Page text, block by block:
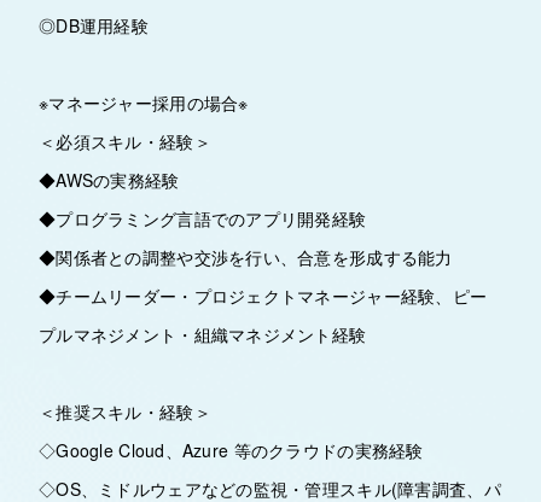
◎DB運用経験
※マネージャー採用の場合※
＜必須スキル・経験＞
◆AWSの実務経験
◆プログラミング言語でのアプリ開発経験
◆関係者との調整や交渉を行い、合意を形成する能力
◆チームリーダー・プロジェクトマネージャー経験、ピー
プルマネジメント・組織マネジメント経験
＜推奨スキル・経験＞
◇Google Cloud、Azure 等のクラウドの実務経験
◇OS、ミドルウェアなどの監視・管理スキル(障害調査、パ